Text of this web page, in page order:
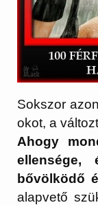
Sokszor
okot, a
Ahogy
bővölködő
alapvető